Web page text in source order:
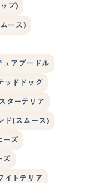
プ)
ース)
ュアプードル
ッドドッグ
ターテリア
ド(スムース)
ーズ
ズ
イトテリア